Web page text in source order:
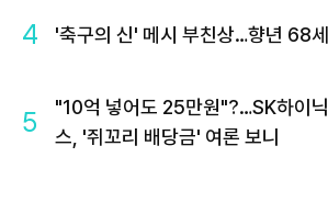
4 '축구의 신' 메시 부친상…향년 68세
5
"10억 넣어도 25만원"?…SK하이닉
스, '쥐꼬리 배당금' 여론 보니